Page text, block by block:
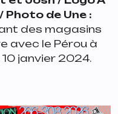
de Une :
des magasins
avec le Pérou à
10 janvier 2024.